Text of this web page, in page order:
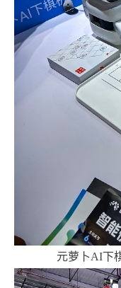
元萝卜AI下